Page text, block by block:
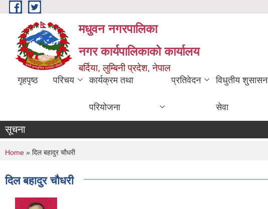
Skip to main content
मधुवन नगरपालिका
नगर कार्यपालिकाको कार्यालय
बर्दिया, लुम्बिनी प्रदेश, नेपाल
गृहपृष्ठ परिचय कार्यक्रम तथा
परियोजना
प्रतिवेदन विधुतीय शुसासन
सेवा
सूचना
You are here
Home » दिल बहादुर चौधरी
दिल बहादुर चौधरी